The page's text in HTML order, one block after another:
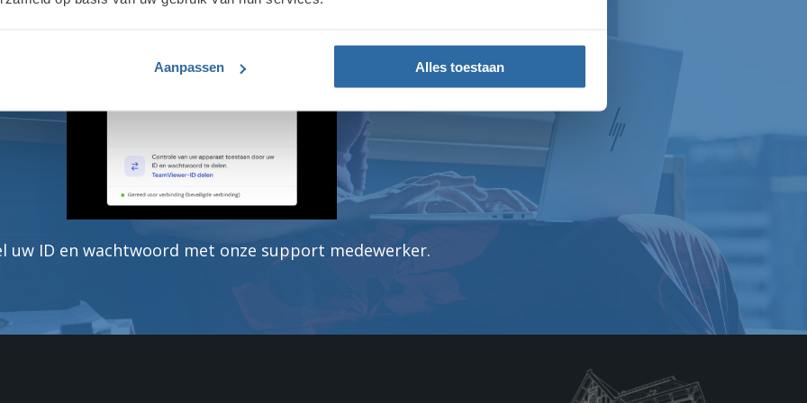
Aanpassen Alles toestaan
uw ID en wachtwoord met onze support medewerker.